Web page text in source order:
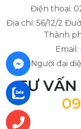
Điện thoại:
Địa chỉ: 56/12/2
Thành
Email:
Người đại
TƯ